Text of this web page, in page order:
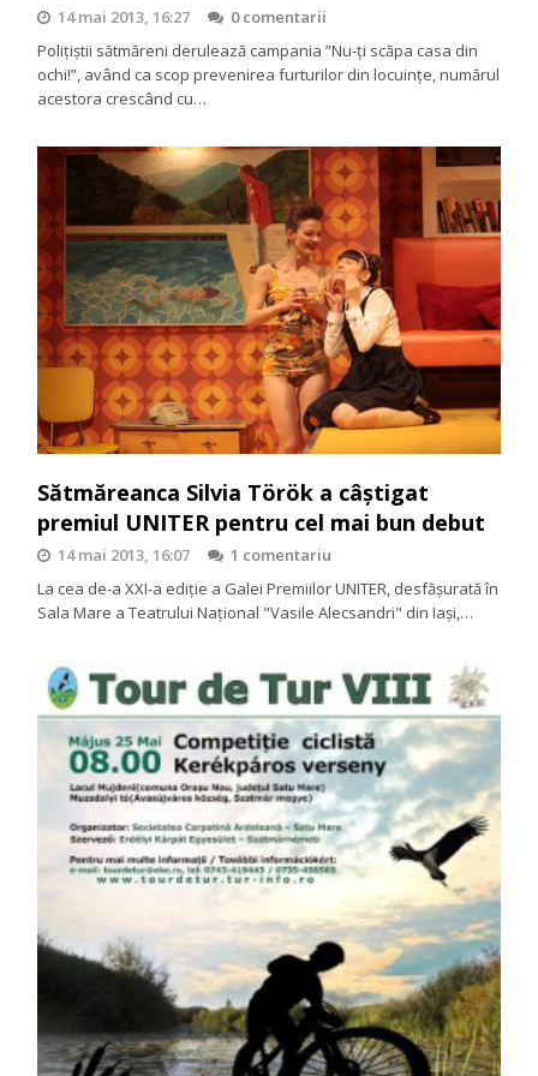
14 mai 2013, 16:27
0 comentarii
Polițiștii sătmăreni derulează campania ”Nu-ți scăpa casa din
ochi!”, având ca scop prevenirea furturilor din locuințe, numărul
acestora crescând cu…
Sătmăreanca Silvia Török a câștigat
premiul UNITER pentru cel mai bun debut
14 mai 2013, 16:07
1 comentariu
La cea de-a XXI-a ediţie a Galei Premiilor UNITER, desfăşurată în
Sala Mare a Teatrului Naţional "Vasile Alecsandri" din Iaşi,…